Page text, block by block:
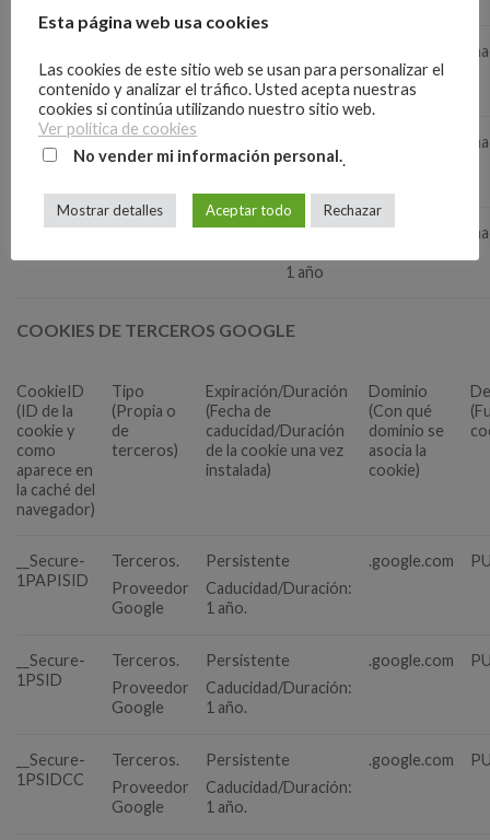
checkbox-analytics
Caducidad/Duración:
1 año
cookielawinfo-
checkbox-performance
Caducidad/Duración:
cookielawinfo-
Propia
Persistente.
1 año
COOKIES DE TERCEROS GOOGLE
CookieID
(ID de la
cookie y
como
aparece en
la caché del
navegador)
Tipo
(Propia o
de
terceros)
Expiración/Duración
(Fecha de
caducidad/Duración
de la cookie una vez
instalada)
Dominio
(Con qué
dominio se
asocia la
cookie)
__Secure-
1PAPISID
Terceros.
Proveedor
Google
Persistente
Caducidad/Duración:
1 año.
.google.com
__Secure-
1PSID
Terceros.
Proveedor
Google
Persistente
Caducidad/Duración:
1 año.
.google.com
__Secure-
1PSIDCC
Terceros.
Proveedor
Google
Persistente
Caducidad/Duración:
1 año.
.google.com
Esta página web usa cookies
Las cookies de este sitio web se usan para personalizar el
contenido y analizar el tráfico. Usted acepta nuestras
cookies si continúa utilizando nuestro sitio web.
Ver política de cookies
No vender mi información personal..
Mostrar detalles Aceptar todo Rechazar